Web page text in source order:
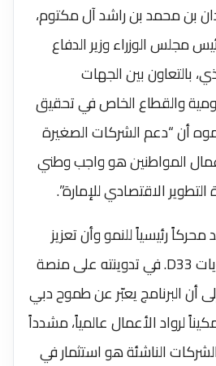
بن محمد بن راشد آل مكتوم،
مجلس الوزراء وزير الدفاع
بالتعاون بين الجهات
والقطاع الخاص في تحقيق
أن “دعم الشركات الصغيرة
المواطنين هو واجب وطني
الاقتصادي للإمارة”.
رئيسياً للنمو وأن تعزيز
فرصه يندرج ضمن أولويات D33. في تدوينته على منصة
أن البرنامج يعبّر عن طموح دبي
لرواد الأعمال عالمياً، مشدداً
الناشئة هو استثمار في